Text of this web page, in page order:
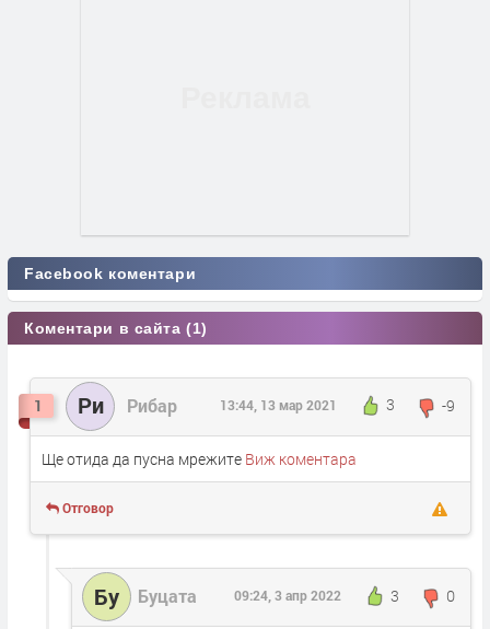
Facebook коментари
Коментари в сайта (1)
1 Ри Рибар 3 -9
13:44, 13 мар 2021
Ще отида да пусна мрежите Виж коментара
Отговор
Бу Буцата 3 0
09:24, 3 апр 2022